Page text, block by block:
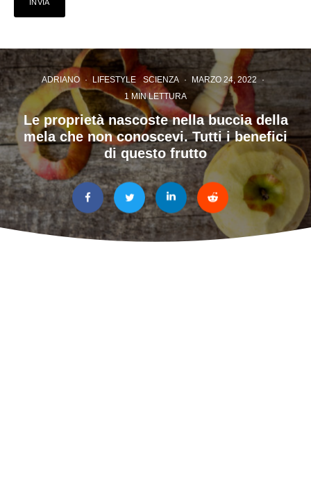
ADRIANO · LIFESTYLE SCIENZA · MARZO 24, 2022
·
1 MIN LETTURA
Le proprietà nascoste nella buccia della
mela che non conoscevi. Tutti i benefici
di questo frutto